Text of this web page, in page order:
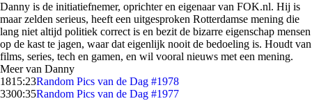
Danny is de initiatiefnemer, oprichter en eigenaar van FOK.nl. Hij is
maar zelden serieus, heeft een uitgesproken Rotterdamse mening die
lang niet altijd politiek correct is en bezit de bizarre eigenschap mensen
op de kast te jagen, waar dat eigenlijk nooit de bedoeling is. Houdt van
films, series, tech en gamen, en wil vooral nieuws met een mening.
Meer van Danny
1815:23Random Pics van de Dag #1978
3300:35Random Pics van de Dag #1977